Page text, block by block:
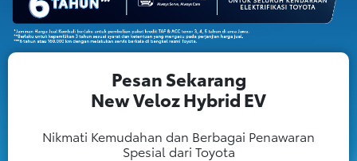
Pesan Sekarang
New Veloz Hybrid EV
Nikmati Kemudahan dan Berbagai Penawaran
Spesial dari Toyota